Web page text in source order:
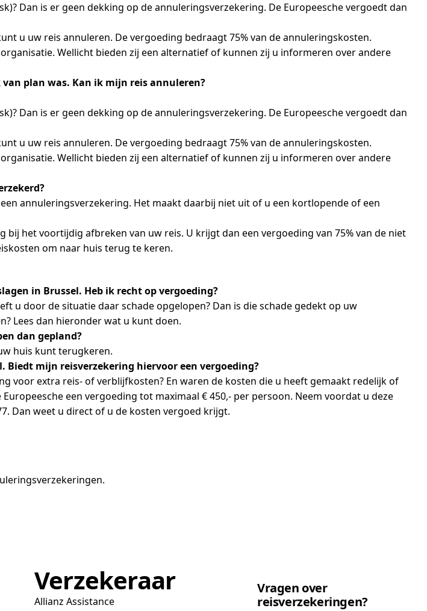
Dan is er geen dekking op de annuleringsverzekering. De Europeesche vergoedt dan
u uw reis annuleren. De vergoeding bedraagt 75% van de annuleringskosten.
Wellicht bieden zij een alternatief of kunnen zij u informeren over andere
plan was. Kan ik mijn reis annuleren?
Dan is er geen dekking op de annuleringsverzekering. De Europeesche vergoedt dan
u uw reis annuleren. De vergoeding bedraagt 75% van de annuleringskosten.
Wellicht bieden zij een alternatief of kunnen zij u informeren over andere
annuleringsverzekering. Het maakt daarbij niet uit of u een kortlopende of een
het voortijdig afbreken van uw reis. U krijgt dan een vergoeding van 75% van de niet
om naar huis terug te keren.
in Brussel. Heb ik recht op vergoeding?
u door de situatie daar schade opgelopen? Dan is die schade gedekt op uw
Lees dan hieronder wat u kunt doen.
dan gepland?
huis kunt terugkeren.
mijn reisverzekering hiervoor een vergoeding?
voor extra reis- of verblijfkosten? En waren de kosten die u heeft gemaakt redelijk of
een vergoeding tot maximaal € 450,- per persoon. Neem voordat u deze
Dan weet u direct of u de kosten vergoed krijgt.
Verzekeraar
Allianz Assistance
Vragen over
reisverzekeringen?